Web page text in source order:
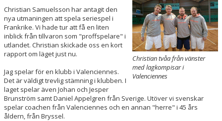
GYM
KÖP KLUBBKLÄDER
ÅTK TRÄNINGSVERKSAMHET
Christian tvåa från vänster
med lagkompisar i
Valenciennes
Christian Samuelsson har antagit den
nya utmaningen att spela seriespel i
Frankrike. Vi hade tur att få en liten
inblick från tillvaron som "proffspelare" i
utlandet. Christian skickade oss en kort
rapport om läget just nu.
Jag spelar för en klubb i Valenciennes.
Det är väldigt trevlig stämning i klubben. I
laget spelar även Johan och Jesper
Brunström samt Daniel Appelgren från Sverige. Utöver vi svenskar
spelar coachen från Valenciennes och en annan "herre" i 45 års
åldern, från Bryssel.